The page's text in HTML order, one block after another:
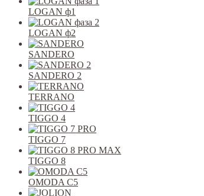
LOGAN ф1
LOGAN ф2
SANDERO
SANDERO 2
TERRANO
TIGGO 4
TIGGO 7
TIGGO 8
OMODA C5